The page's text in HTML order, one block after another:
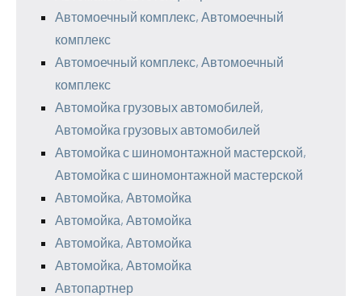
Автомоечный комплекс, Автомоечный
комплекс
Автомоечный комплекс, Автомоечный
комплекс
Автомойка грузовых автомобилей,
Автомойка грузовых автомобилей
Автомойка с шиномонтажной мастерской,
Автомойка с шиномонтажной мастерской
Автомойка, Автомойка
Автомойка, Автомойка
Автомойка, Автомойка
Автомойка, Автомойка
Автопартнер